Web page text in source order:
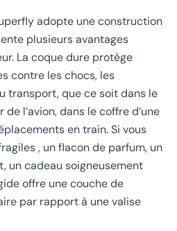
adopte une construction
plusieurs avantages
La coque dure protège
contre les chocs, les
transport, que ce soit dans le
l’avion, dans le coffre d’une
en train. Si vous
, un flacon de parfum, un
un cadeau soigneusement
offre une couche de
par rapport à une valise